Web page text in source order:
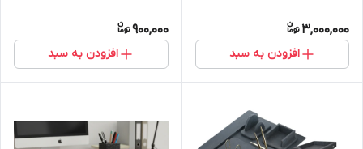
3,000,000
افزودن به سبد
900,000
افزودن به سبد